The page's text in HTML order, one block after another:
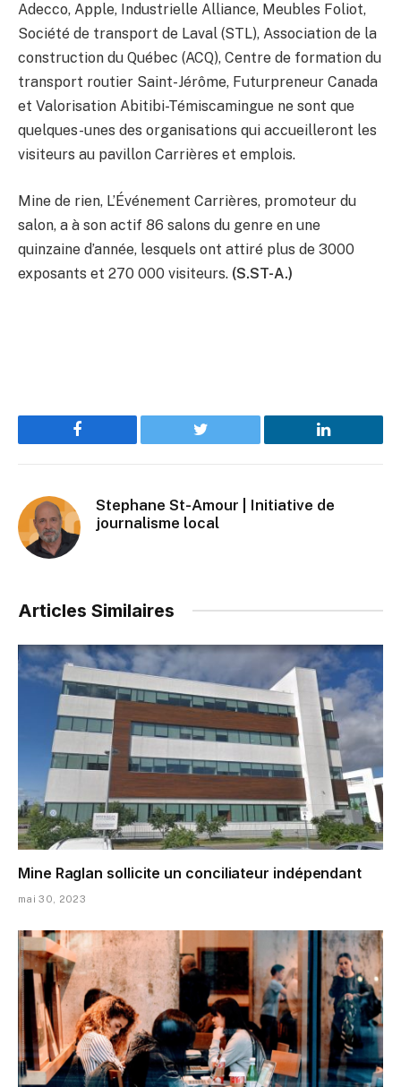
Adecco, Apple, Industrielle Alliance, Meubles Foliot,
Société de transport de Laval (STL), Association de la
construction du Québec (ACQ), Centre de formation du
transport routier Saint-Jérôme, Futurpreneur Canada
et Valorisation Abitibi-Témiscamingue ne sont que
quelques-unes des organisations qui accueilleront les
visiteurs au pavillon Carrières et emplois.
Mine de rien, L’Événement Carrières, promoteur du
salon, a à son actif 86 salons du genre en une
quinzaine d’année, lesquels ont attiré plus de 3000
exposants et 270 000 visiteurs. (S.ST-A.)
Facebook Twitter LinkedIn
Stephane St-Amour | Initiative de
journalisme local
Articles Similaires
Mine Raglan sollicite un conciliateur indépendant
mai 30, 2023